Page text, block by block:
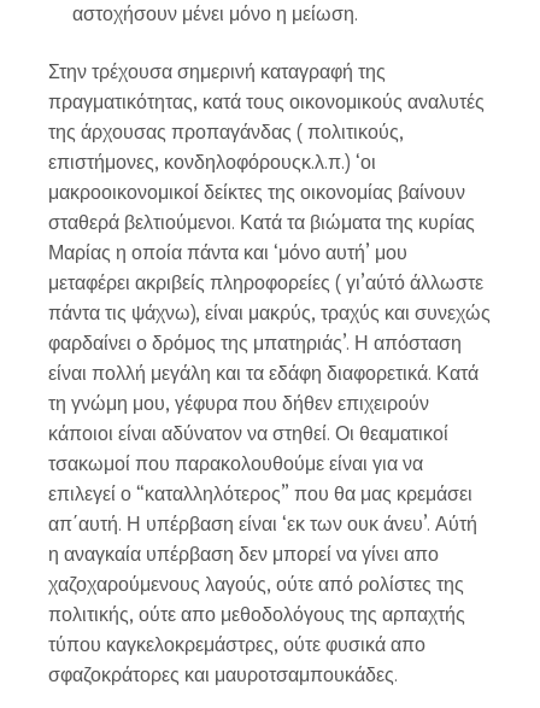
αστοχήσουν μένει μόνο η μείωση.
Στην τρέχουσα σημερινή καταγραφή της
πραγματικότητας, κατά τους οικονομικούς αναλυτές
της άρχουσας προπαγάνδας ( πολιτικούς,
επιστήμονες, κονδηλοφόρουςκ.λ.π.) ‘οι
μακροοικονομικοί δείκτες της οικονομίας βαίνουν
σταθερά βελτιούμενοι. Κατά τα βιώματα της κυρίας
Μαρίας η οποία πάντα και ‘μόνο αυτή’ μου
μεταφέρει ακριβείς πληροφορείες ( γι’αύτό άλλωστε
πάντα τις ψάχνω), είναι μακρύς, τραχύς και συνεχώς
φαρδαίνει ο δρόμος της μπατηριάς’. Η απόσταση
είναι πολλή μεγάλη και τα εδάφη διαφορετικά. Κατά
τη γνώμη μου, γέφυρα που δήθεν επιχειρούν
κάποιοι είναι αδύνατον να στηθεί. Οι θεαματικοί
τσακωμοί που παρακολουθούμε είναι για να
επιλεγεί ο “καταλληλότερος” που θα μας κρεμάσει
απ΄αυτή. Η υπέρβαση είναι ‘εκ των ουκ άνευ’. Αύτή
η αναγκαία υπέρβαση δεν μπορεί να γίνει απο
χαζοχαρούμενους λαγούς, ούτε από ρολίστες της
πολιτικής, ούτε απο μεθοδολόγους της αρπαχτής
τύπου καγκελοκρεμάστρες, ούτε φυσικά απο
σφαζοκράτορες και μαυροτσαμπουκάδες.